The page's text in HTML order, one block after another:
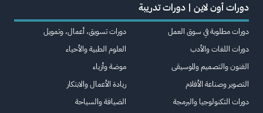
دورات أون لاين | دورات تدريبة
دورات مطلوبة في سوق العمل
دورات اللغات والأدب
الفنون والتصميم والموسيقى
التصوير وصناعة الأفلام
دورات التكنولوجيا والبرمجة
دورات تسويق، أعمال، وتمويل
العلوم الطبية والأحياء
موضة وأزياء
ريادة الأعمال والابتكار
الضيافة والسياحة